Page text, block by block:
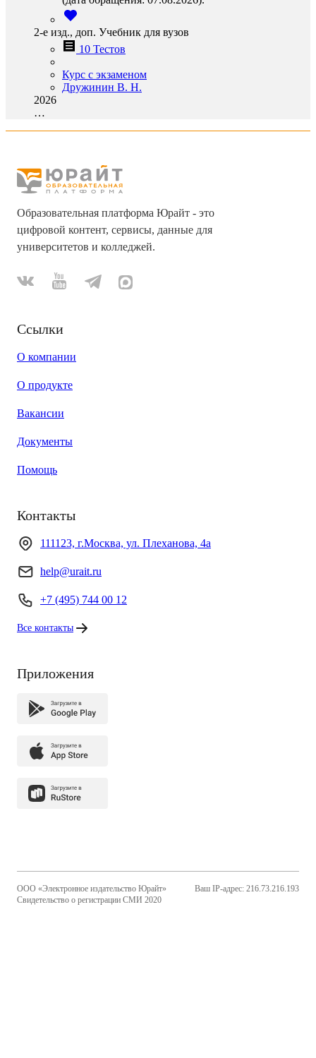
2-е изд., доп. Учебник для вузов
10 Тестов
Курс с экзаменом
Дружинин В. Н.
2026
…
Образовательная платформа Юрайт - это
цифровой контент, сервисы, данные для
университетов и колледжей.
Ссылки
О компании
О продукте
Вакансии
Документы
Помощь
Контакты
111123, г.Москва, ул. Плеханова, 4а
help@urait.ru
+7 (495) 744 00 12
Все контакты
Приложения
ООО «Электронное издательство Юрайт»
Свидетельство о регистрации СМИ 2020
Ваш IP-адрес: 216.73.216.193